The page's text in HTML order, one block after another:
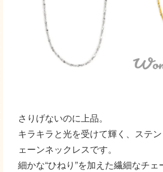
さりげないのに上品。
キラキラと光を受けて輝く、ステ
ェーンネックレスです。
細かな“ひねり”を加えた繊細なチ